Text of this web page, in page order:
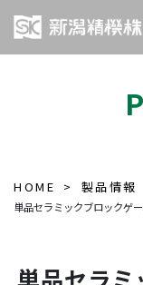
HOME 製品情報
単品セラミックブロックゲ
単品セラミ